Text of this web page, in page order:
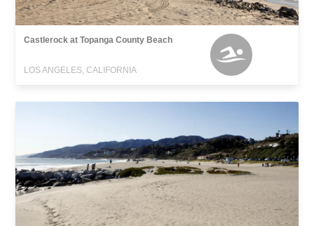
Castlerock at Topanga County Beach
LOS ANGELES, CALIFORNIA